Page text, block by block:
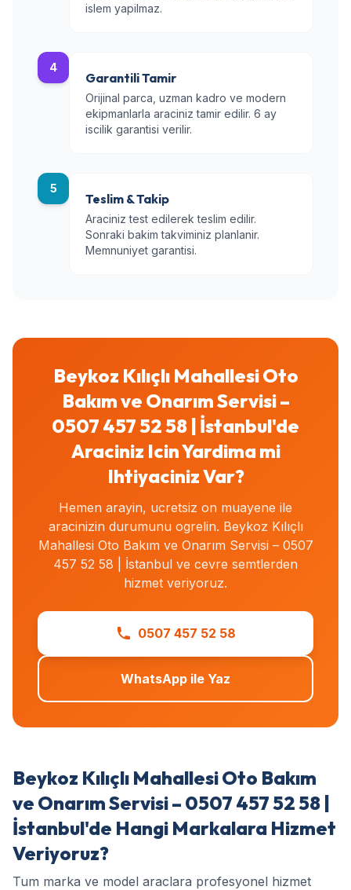
islem yapilmaz.
4
Garantili Tamir
Orijinal parca, uzman kadro ve modern
ekipmanlarla araciniz tamir edilir. 6 ay
iscilik garantisi verilir.
5
Teslim & Takip
Araciniz test edilerek teslim edilir.
Sonraki bakim takviminiz planlanir.
Memnuniyet garantisi.
Beykoz Kılıçlı Mahallesi Oto
Bakım ve Onarım Servisi –
0507 457 52 58 | İstanbul'de
Araciniz Icin Yardima mi
Ihtiyaciniz Var?
Hemen arayin, ucretsiz on muayene ile
aracinizin durumunu ogrelin. Beykoz Kılıçlı
Mahallesi Oto Bakım ve Onarım Servisi – 0507
457 52 58 | İstanbul ve cevre semtlerden
hizmet veriyoruz.
0507 457 52 58
WhatsApp ile Yaz
Beykoz Kılıçlı Mahallesi Oto Bakım
ve Onarım Servisi – 0507 457 52 58 |
İstanbul'de Hangi Markalara Hizmet
Veriyoruz?
Tum marka ve model araclara profesyonel hizmet